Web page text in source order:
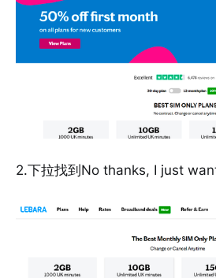
2.下拉找到No thanks, I just